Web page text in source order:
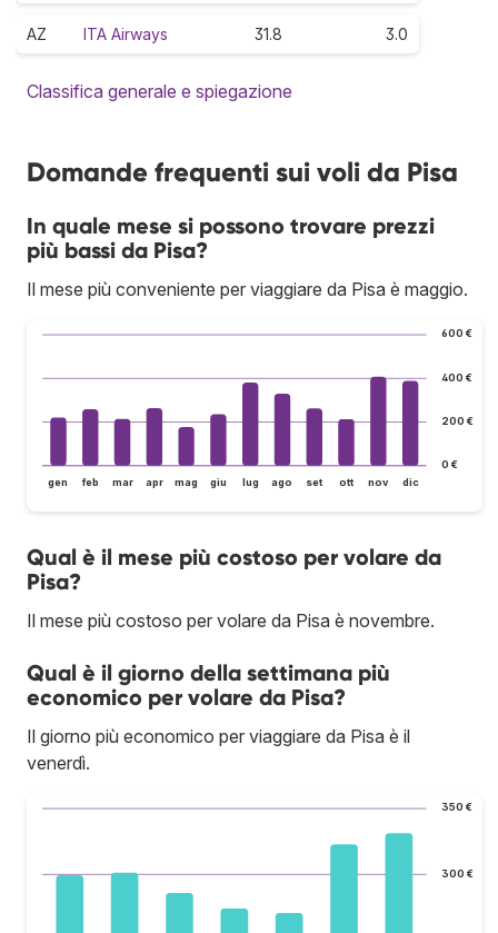
AZ ITA Airways 31.8 3.0
Classifica generale e spiegazione
Domande frequenti sui voli da Pisa
In quale mese si possono trovare prezzi
più bassi da Pisa?
Il mese più conveniente per viaggiare da Pisa è maggio.
0 €
200 €
400 €
600 €
gen feb mar apr mag giu lug ago set ott nov dic
Qual è il mese più costoso per volare da
Pisa?
Il mese più costoso per volare da Pisa è novembre.
Qual è il giorno della settimana più
economico per volare da Pisa?
Il giorno più economico per viaggiare da Pisa è il
venerdì.
300 €
350 €